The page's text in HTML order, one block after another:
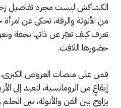
الكشاكش ليست مجرد تفاصيل
من الأنوثة والرقة، تحكي عن
تعرف كيف تعبّر عن ذاتها بخفة
حضورها اللافت.
فمن على منصات العروض
إيقاعٍ من الرومانسية، لتعيد إلى
يزاوج بين الفن والأنوثة، بين الحلم